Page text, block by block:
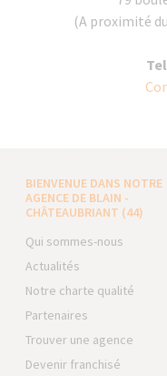
(A proximité
BIENVENUE DANS NOTRE
AGENCE DE BLAIN -
CHÂTEAUBRIANT (44)
Qui sommes-nous
Actualités
Notre charte qualité
Partenaires
Trouver une agence
Devenir franchisé